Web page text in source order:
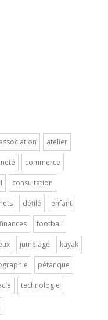
association atelier
commerce
consultation
défilé enfant
finances football
jumelage kayak
pétanque
technologie